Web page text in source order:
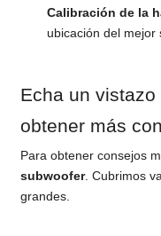
Calibración de la
ubicación del mejor
Echa un
obtener más
Para obtener consejos
subwoofer. Cubrimos
grandes.